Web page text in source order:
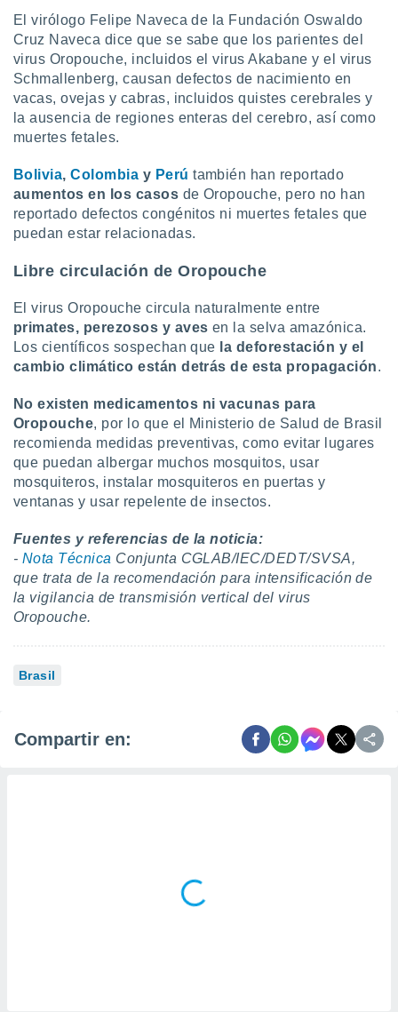
El virólogo Felipe Naveca de la Fundación Oswaldo
Cruz Naveca dice que se sabe que los parientes del
virus Oropouche, incluidos el virus Akabane y el virus
Schmallenberg, causan defectos de nacimiento en
vacas, ovejas y cabras, incluidos quistes cerebrales y
la ausencia de regiones enteras del cerebro, así como
muertes fetales.
Bolivia,Colombia y Perú también han reportado
aumentos en los casos de Oropouche, pero no han
reportado defectos congénitos ni muertes fetales que
puedan estar relacionadas.
Libre circulación de Oropouche
El virus Oropouche circula naturalmente entre
primates, perezosos y aves en la selva amazónica.
Los científicos sospechan que la deforestación y el
cambio climático están detrás de esta propagación.
No existen medicamentos ni vacunas para
Oropouche, por lo que el Ministerio de Salud de Brasil
recomienda medidas preventivas, como evitar lugares
que puedan albergar muchos mosquitos, usar
mosquiteros, instalar mosquiteros en puertas y
ventanas y usar repelente de insectos.
Fuentes y referencias de la noticia:
- Nota Técnica Conjunta CGLAB/IEC/DEDT/SVSA,
que trata de la recomendación para intensificación de
la vigilancia de transmisión vertical del virus
Oropouche.
Brasil
Compartir en: